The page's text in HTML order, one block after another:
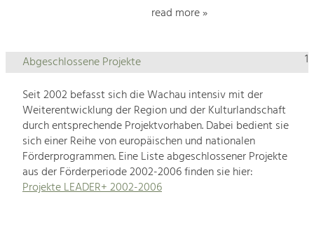
read more »
1
Abgeschlossene Projekte
Seit 2002 befasst sich die Wachau intensiv mit der
Weiterentwicklung der Region und der Kulturlandschaft
durch entsprechende Projektvorhaben. Dabei bedient sie
sich einer Reihe von europäischen und nationalen
Förderprogrammen. Eine Liste abgeschlossener Projekte
aus der Förderperiode 2002-2006 finden sie hier:
Projekte LEADER+ 2002-2006